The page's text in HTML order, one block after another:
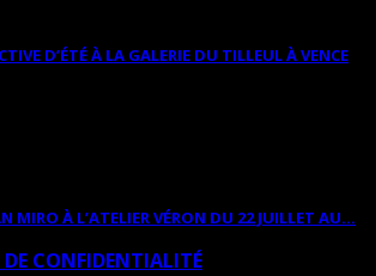
D’ÉTÉ À LA GALERIE DU TILLEUL À VENCE
MIRO À L’ATELIER VÉRON DU 22 JUILLET AU...
CONFIDENTIALITÉ